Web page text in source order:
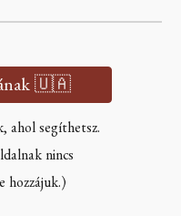
🇺🇦
ahol segíthetsz.
nincs
hozzájuk.)